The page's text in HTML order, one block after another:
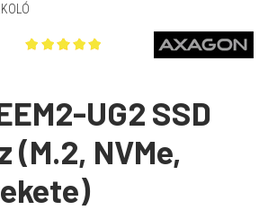
UG2 SSD
(M.2, NVMe,